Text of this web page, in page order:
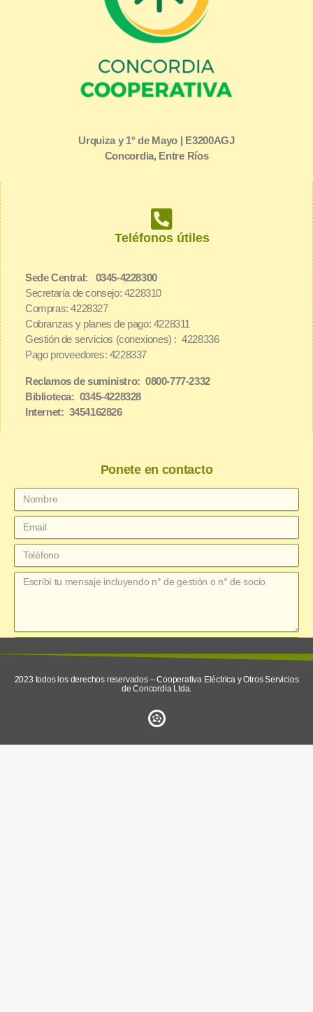
Urquiza y 1° de Mayo | E3200AGJ
Concordia, Entre Ríos
Teléfonos útiles
Sede Central: 0345-4228300
Secretaría de consejo: 4228310
Compras: 4228327
Cobranzas y planes de pago: 4228311
Gestión de servicios (conexiones) : 4228336
Pago proveedores: 4228337
Reclamos de suministro: 0800-777-2332
Biblioteca: 0345-4228328
Internet: 3454162826
Ponete en contacto
enviar
2023 todos los derechos reservados – Cooperativa Eléctrica y Otros Servicios
de Concordia Ltda.